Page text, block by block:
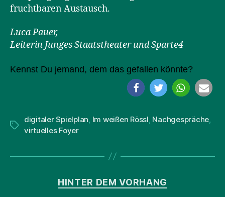
fruchtbaren Austausch.
Luca Pauer,
Leiterin Junges Staatstheater und Sparte4
Kennst Du jemand, dem das gefallen könnte?
Schlagwörter
digitaler Spielplan Im weißen Rössl Nachgespräche
virtuelles Foyer
Kategorien
HINTER DEM VORHANG